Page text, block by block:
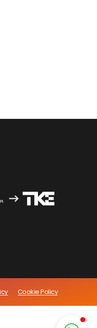
Cookie Policy